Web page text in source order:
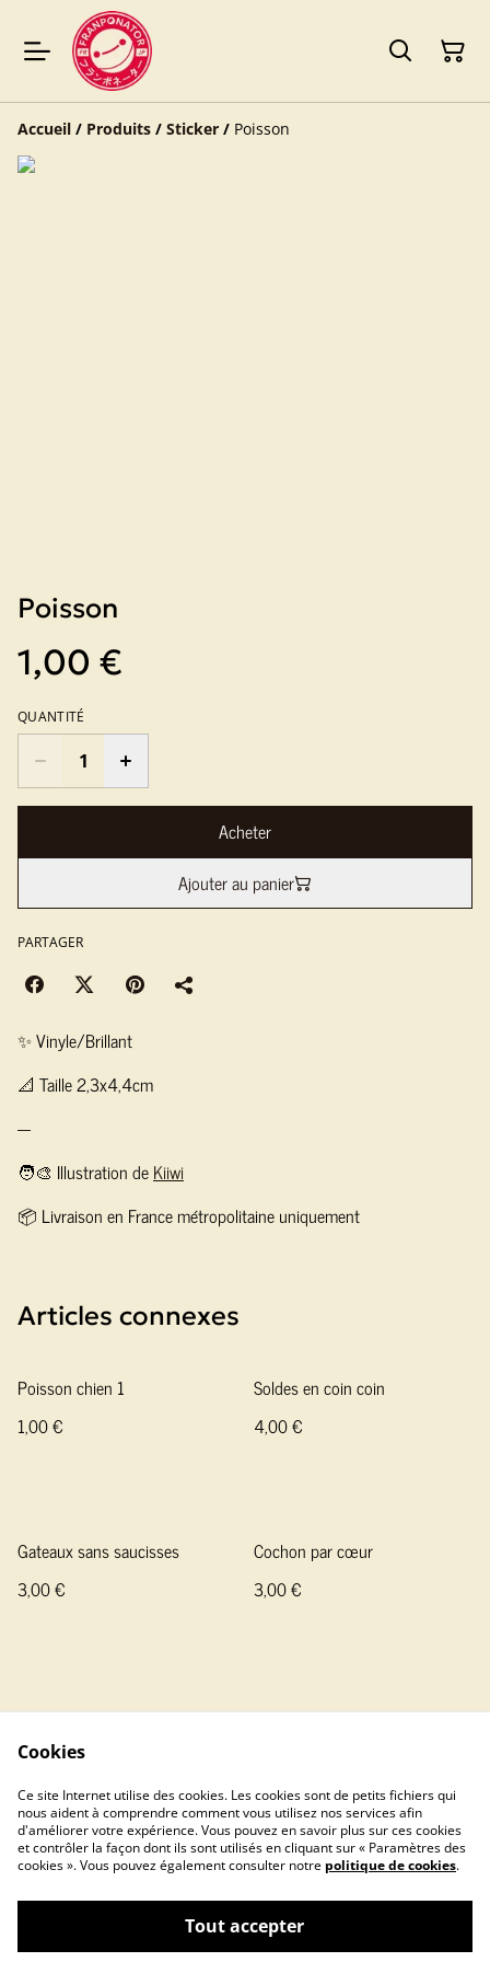
Accueil / Produits / Sticker / Poisson
Poisson
1,00 €
QUANTITÉ
Acheter
Ajouter au panier
PARTAGER
✨ Vinyle/Brillant
📐 Taille 2,3x4,4cm
---
🧑‍🎨 Illustration deKiiwi
📦 Livraison en France métropolitaine uniquement
Articles connexes
Poisson chien 1
1,00 €
Soldes en coin coin
4,00 €
Gateaux sans saucisses
3,00 €
Cochon par cœur
3,00 €
Contactez-nous Conditions
Politique de confidentialité Politique de cookies
Franponator
Cookies
Ce site Internet utilise des cookies. Les cookies sont de petits fichiers qui
nous aident à comprendre comment vous utilisez nos services afin
d'améliorer votre expérience. Vous pouvez en savoir plus sur ces cookies
et contrôler la façon dont ils sont utilisés en cliquant sur « Paramètres des
cookies ». Vous pouvez également consulter notre politique de cookies.
Tout accepter